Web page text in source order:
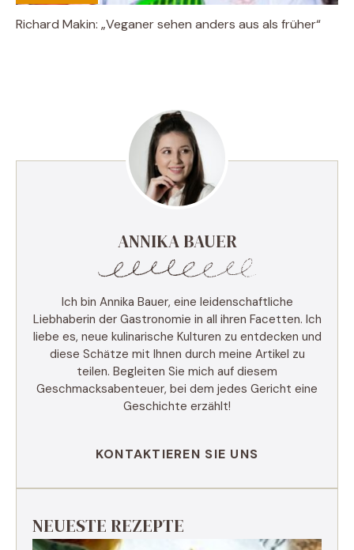
Richard Makin: „Veganer sehen anders aus als früher“
ANNIKA BAUER
Ich bin Annika Bauer, eine leidenschaftliche
Liebhaberin der Gastronomie in all ihren Facetten. Ich
liebe es, neue kulinarische Kulturen zu entdecken und
diese Schätze mit Ihnen durch meine Artikel zu
teilen. Begleiten Sie mich auf diesem
Geschmacksabenteuer, bei dem jedes Gericht eine
Geschichte erzählt!
KONTAKTIEREN SIE UNS
NEUESTE REZEPTE